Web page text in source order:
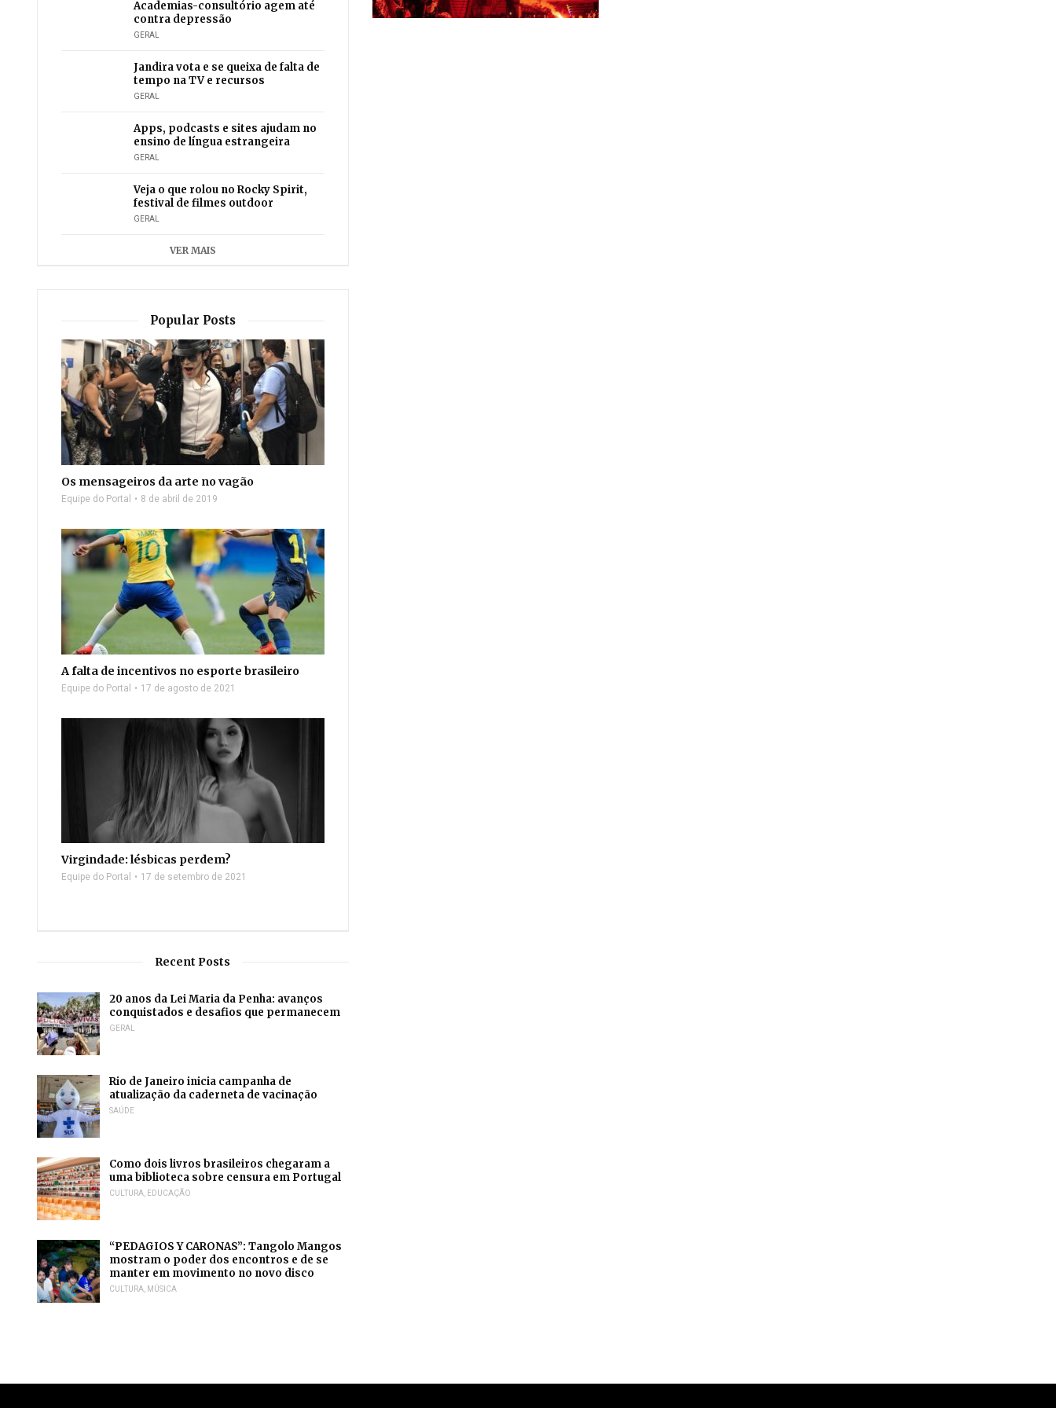
Academias-consultório agem até
contra depressão
GERAL
Jandira vota e se queixa de falta de
tempo na TV e recursos
GERAL
Apps, podcasts e sites ajudam no
ensino de língua estrangeira
GERAL
Veja o que rolou no Rocky Spirit,
festival de filmes outdoor
GERAL
VER MAIS
Popular Posts
Os mensageiros da arte no vagão
Equipe do Portal 8 de abril de 2019
A falta de incentivos no esporte brasileiro
Equipe do Portal 17 de agosto de 2021
Virgindade: lésbicas perdem?
Equipe do Portal 17 de setembro de 2021
Recent Posts
20 anos da Lei Maria da Penha: avanços
conquistados e desafios que permanecem
GERAL
Rio de Janeiro inicia campanha de
atualização da caderneta de vacinação
SAÚDE
Como dois livros brasileiros chegaram a
uma biblioteca sobre censura em Portugal
CULTURA, EDUCAÇÃO
“PEDAGIOS Y CARONAS”: Tangolo Mangos
mostram o poder dos encontros e de se
manter em movimento no novo disco
CULTURA, MÚSICA